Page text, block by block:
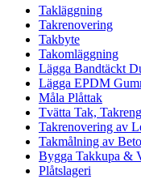
Takläggning
Takrenovering
Takbyte
Takomläggning
Lägga Bandtäckt
Lägga EPDM
Måla Plåttak
Tvätta Tak,
Takrenovering av
Takmålning av
Bygga Takkupa &
Plåtslageri